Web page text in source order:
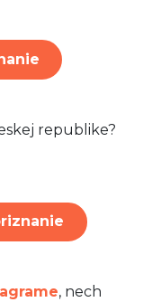
republike?
, nech